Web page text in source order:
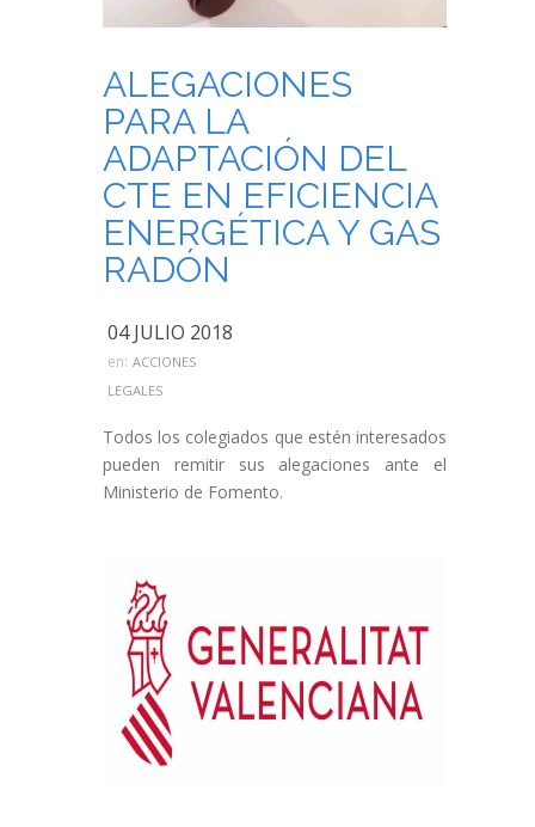
ALEGACIONES
PARA LA
ADAPTACIÓN DEL
CTE EN EFICIENCIA
ENERGÉTICA Y GAS
RADÓN
04 JULIO 2018
en: ACCIONES
LEGALES
Todos los colegiados que estén interesados
pueden remitir sus alegaciones ante el
Ministerio de Fomento.